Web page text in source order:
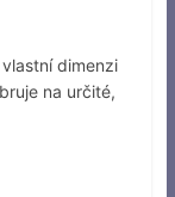
dimenzi
na určité,